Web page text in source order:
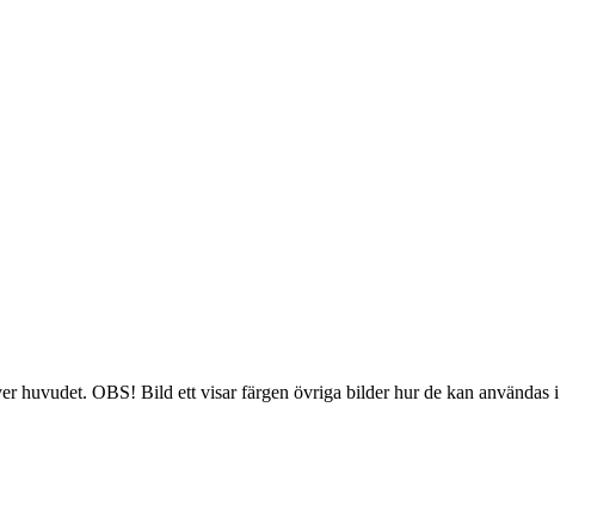
huvudet. OBS! Bild ett visar färgen övriga bilder hur de kan användas i